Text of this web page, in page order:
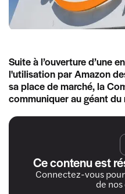
Suite à l’ouverture d’une
l'utilisation par Amazon
sa place de marché, la
communiquer au géant
Ce contenu est
Connectez-vous
de